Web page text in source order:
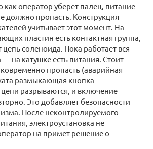
как оператор уберет палец, питание
должно пропасть. Конструкция
учитывает этот момент. На
пластин есть контактная группа,
соленоида. Пока работает вся
— на катушке есть питания. Стоит
пропасть (аварийная
размыкающая кнопка
разрываются, и включение
Это добавляет безопасности
После неконтролируемого
электроустановка не
на примет решение о